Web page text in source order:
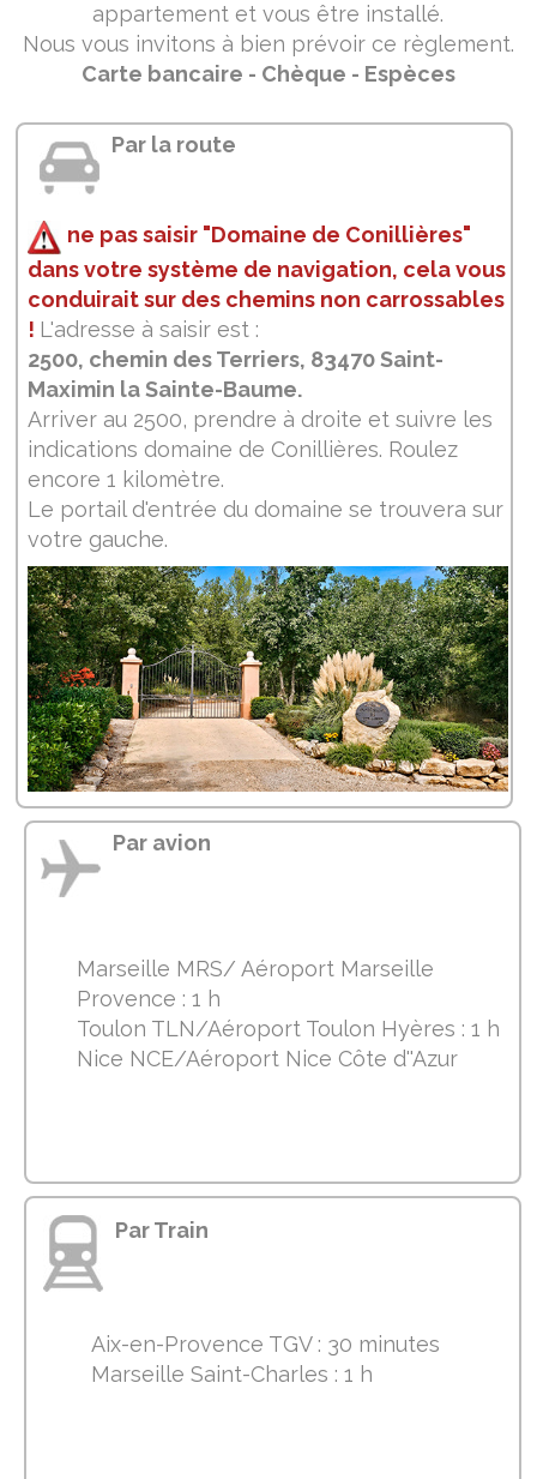
appartement et vous être installé.
Nous vous invitons à bien prévoir ce règlement.
Carte bancaire - Chèque - Espèces
Par la route
ne pas saisir "Domaine de Conillières"
dans votre système de navigation, cela vous
conduirait sur des chemins non carrossables
! L'adresse à saisir est :
2500, chemin des Terriers, 83470 Saint-
Maximin la Sainte-Baume.
Arriver au 2500, prendre à droite et suivre les
indications domaine de Conillières. Roulez
encore 1 kilomètre.
Le portail d'entrée du domaine se trouvera sur
votre gauche.
Par avion
Marseille MRS/ Aéroport Marseille
Provence : 1 h
Toulon TLN/Aéroport Toulon Hyères : 1 h
Nice NCE/Aéroport Nice Côte d''Azur
Par Train
Aix-en-Provence TGV : 30 minutes
Marseille Saint-Charles : 1 h